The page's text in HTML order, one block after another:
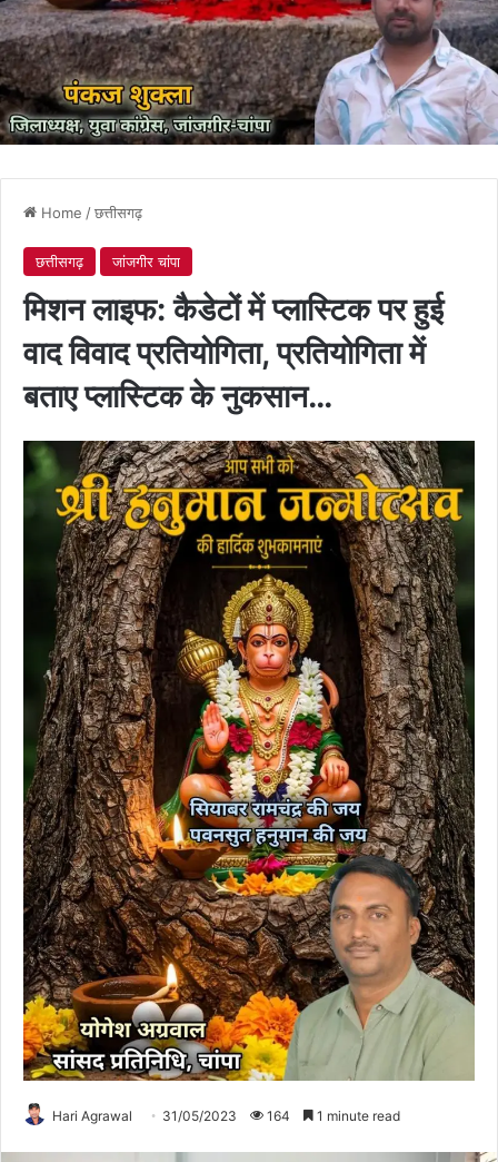
Home /छत्तीसगढ़
छत्तीसगढ़ जांजगीर चांपा
मिशन लाइफ: कैडेटों में प्लास्टिक पर हुई
वाद विवाद प्रतियोगिता, प्रतियोगिता में
बताए प्लास्टिक के नुकसान…
Hari Agrawal 31/05/2023 164 1 minute read